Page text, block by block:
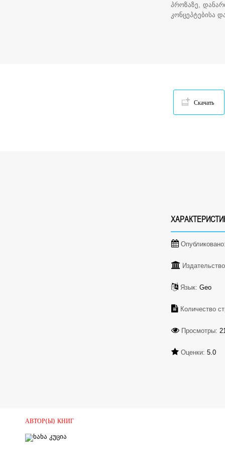
პროზაზე,
კონცეპტებისა
Скачать
Язык: Geo
Количество
Просмотры:
Оценки: 5.0
АВТОР(Ы) КНИГ